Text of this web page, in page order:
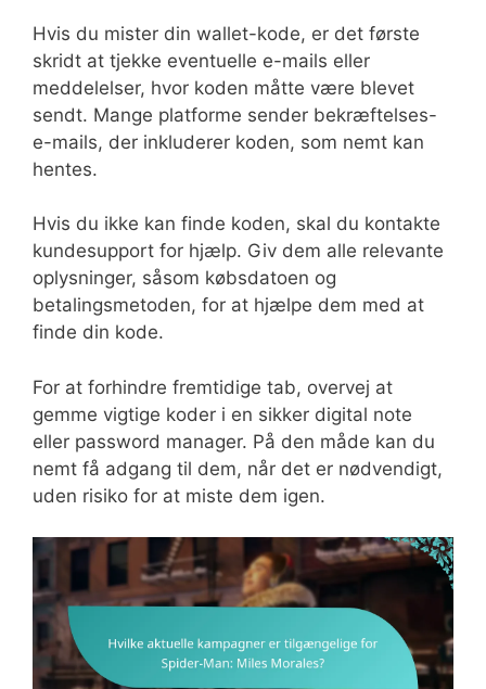
Hvis du mister din wallet-kode, er det første
skridt at tjekke eventuelle e-mails eller
meddelelser, hvor koden måtte være blevet
sendt. Mange platforme sender bekræftelses-
e-mails, der inkluderer koden, som nemt kan
hentes.
Hvis du ikke kan finde koden, skal du kontakte
kundesupport for hjælp. Giv dem alle relevante
oplysninger, såsom købsdatoen og
betalingsmetoden, for at hjælpe dem med at
finde din kode.
For at forhindre fremtidige tab, overvej at
gemme vigtige koder i en sikker digital note
eller password manager. På den måde kan du
nemt få adgang til dem, når det er nødvendigt,
uden risiko for at miste dem igen.